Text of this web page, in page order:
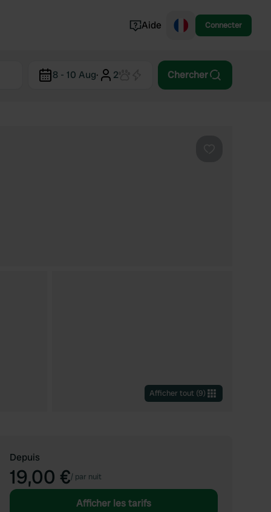
Aide Connecter
8 - 10 Aug· 2 Chercher
Afficher tout (9)
Depuis
19,00 €/ par nuit
Afficher les tarifs